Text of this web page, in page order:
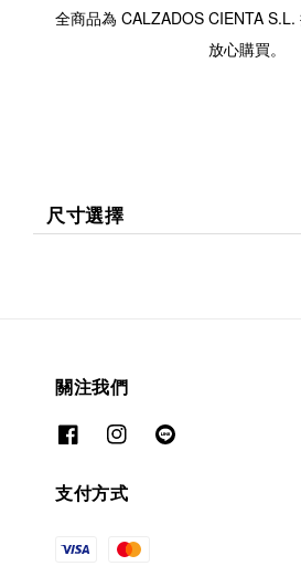
全商品為 CALZADOS CIENTA
放心購買。
尺寸選擇
關注我們
支付方式